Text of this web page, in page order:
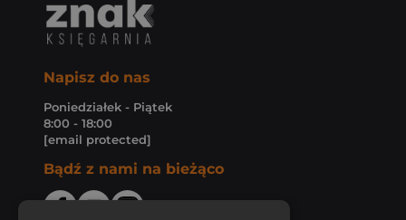
Napisz do nas
Poniedziałek - Piątek
8:00 - 18:00
[email protected]
Bądź z nami na bieżąco